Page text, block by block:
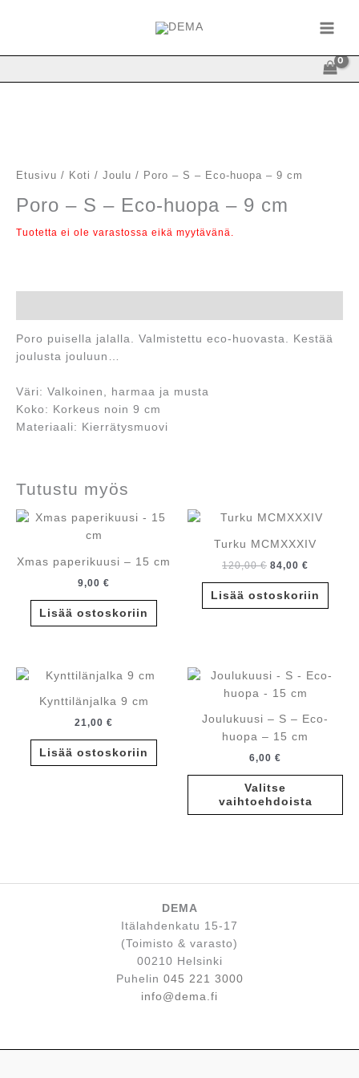
Etusivu / Koti / Joulu / Poro – S – Eco-huopa – 9 cm
Poro – S – Eco-huopa – 9 cm
Tuotetta ei ole varastossa eikä myytävänä.
Poro puisella jalalla. Valmistettu eco-huovasta. Kestää
joulusta jouluun…
Väri: Valkoinen, harmaa ja musta
Koko: Korkeus noin 9 cm
Materiaali: Kierrätysmuovi
Tutustu myös
Xmas paperikuusi – 15 cm
9,00 €
Lisää ostoskoriin
Turku MCMXXXIV
120,00€ Alkuperäinen
oli:
84,00 €
on:
Lisää ostoskoriin
Kynttilänjalka 9 cm
21,00 €
Lisää ostoskoriin
Joulukuusi – S – Eco-
huopa – 15 cm
6,00 €
Valitse
vaihtoehdoista
on
DEMA
Itälahdenkatu 15-17
(Toimisto & varasto)
00210 Helsinki
Puhelin 045 221 3000
info@dema.fi